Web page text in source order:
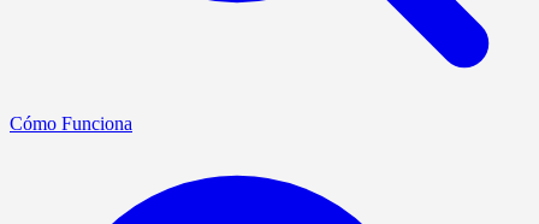
Cómo Funciona